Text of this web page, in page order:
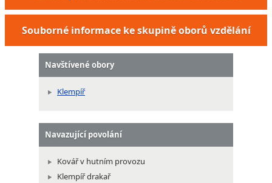
Souborné informace ke skupině oborů vzdělání
Navštívené obory
Klempíř
Navazující povolání
Kovář v hutním provozu
Klempíř drakař